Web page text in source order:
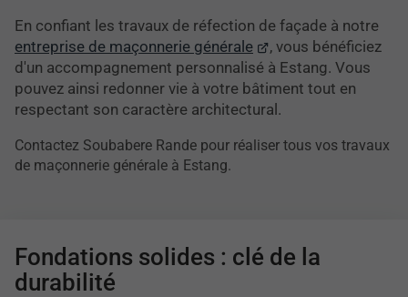
En confiant les travaux de réfection de façade à notre
entreprise de maçonnerie générale
, vous bénéficiez
d'un accompagnement personnalisé à Estang. Vous
pouvez ainsi redonner vie à votre bâtiment tout en
respectant son caractère architectural.
Contactez Soubabere Rande pour réaliser tous vos travaux
de maçonnerie générale à Estang.
Fondations solides : clé de la
durabilité